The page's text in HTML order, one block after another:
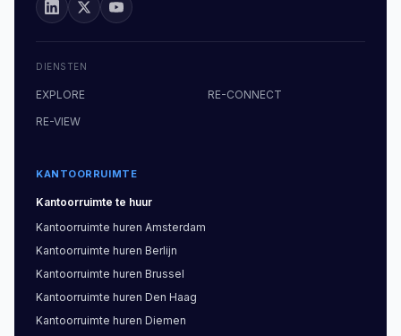
DIENSTEN
EXPLORE
RE-CONNECT
RE-VIEW
KANTOORRUIMTE
Kantoorruimte te huur
Kantoorruimte huren Amsterdam
Kantoorruimte huren Berlijn
Kantoorruimte huren Brussel
Kantoorruimte huren Den Haag
Kantoorruimte huren Diemen